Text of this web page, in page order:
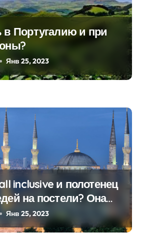
в Португалию и при
Янв 25, 2023
inclusive и полотенец
на постели? Она
Янв 25, 2023